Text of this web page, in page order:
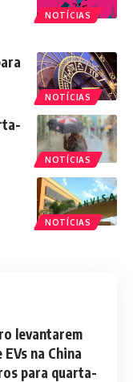
NOTÍCIAS
NOTÍCIAS
NOTÍCIAS
NOTÍCIAS
levantarem
na China
para quarta-